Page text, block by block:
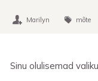
Marilyn mõte
Sinu olulisemad